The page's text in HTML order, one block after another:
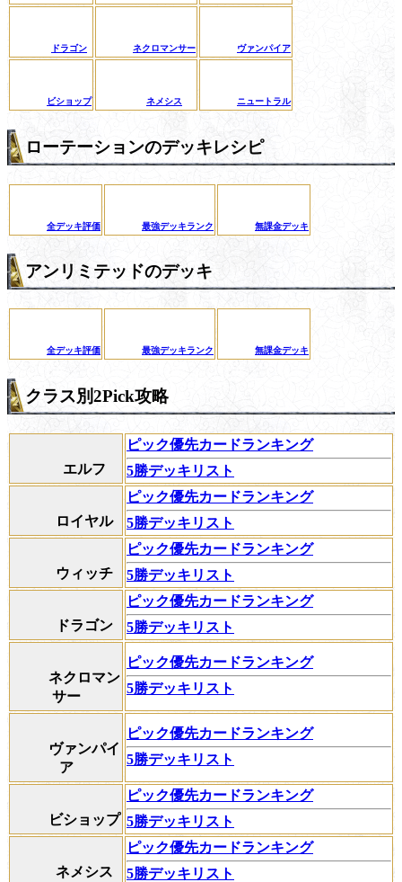
ドラゴン ネクロマンサー ヴァンパイア
ビショップ ネメシス ニュートラル
ローテーションのデッキレシピ
全デッキ評価 最強デッキランク 無課金デッキ
アンリミテッドのデッキ
全デッキ評価 最強デッキランク 無課金デッキ
クラス別2Pick攻略
エルフ
ピック優先カードランキング
5勝デッキリスト
ロイヤル
ピック優先カードランキング
5勝デッキリスト
ウィッチ
ピック優先カードランキング
5勝デッキリスト
ドラゴン
ピック優先カードランキング
5勝デッキリスト
ネクロマン
サー
ピック優先カードランキング
5勝デッキリスト
ヴァンパイ
ア
ピック優先カードランキング
5勝デッキリスト
ビショップ
ピック優先カードランキング
5勝デッキリスト
ネメシス
ピック優先カードランキング
5勝デッキリスト